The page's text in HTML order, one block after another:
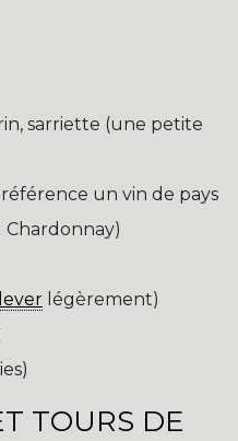
sarriette (une petite
un vin de pays
légèrement)
TOURS DE